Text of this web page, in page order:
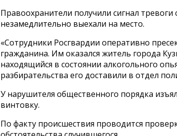
Правоохранители получили сигнал тревоги
незамедлительно выехали на место.
«Сотрудники Росгвардии оперативно
гражданина. Им оказался житель города
находящийся в состоянии алкогольного
разбирательства его доставили в отдел
У нарушителя общественного порядка
винтовку.
По факту происшествия проводится